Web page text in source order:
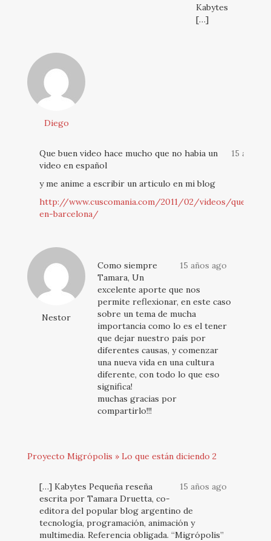
Kabytes
[…]
Diego
15 años
Que buen video hace mucho que no habia un
video en español
y me anime a escribir un articulo en mi blog
http://www.cuscomania.com/2011/02/videos/
en-barcelona/
Nestor
15 años ago
Como siempre
Tamara, Un
excelente aporte que nos
permite reflexionar, en este caso
sobre un tema de mucha
importancia como lo es el tener
que dejar nuestro país por
diferentes causas, y comenzar
una nueva vida en una cultura
diferente, con todo lo que eso
significa!
muchas gracias por
compartirlo!!!
Proyecto Migrópolis » Lo que están diciendo 2
15 años ago
[…] Kabytes Pequeña reseña
escrita por Tamara Druetta, co-
editora del popular blog argentino de
tecnología, programación, animación y
multimedia. Referencia obligada. “Migrópolis”